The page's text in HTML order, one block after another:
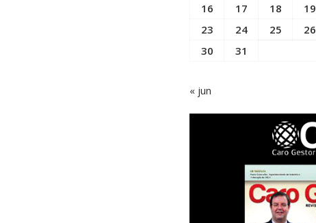
16
17 18 19
23
24 25 26
30
31
« jun